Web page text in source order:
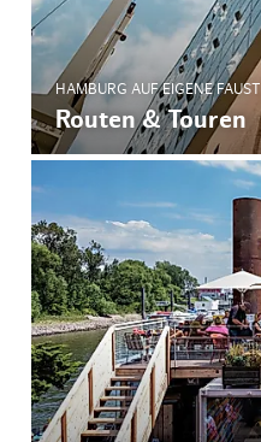
HAMBURG AUF EIGENE FAUST
Routen & Touren